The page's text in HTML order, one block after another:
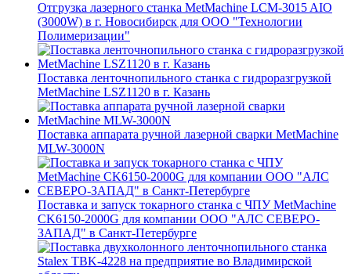
Отгрузка лазерного станка MetMachine LCM-3015 AIO
(3000W) в г. Новосибирск для ООО "Технологии
Полимеризации"
Поставка ленточнопильного станка c гидроразгрузкой
MetMachine LSZ1120 в г. Казань
Поставка аппарата ручной лазерной сварки MetMachine
MLW-3000N
Поставка и запуск токарного станка с ЧПУ MetMachine
CK6150-2000G для компании ООО "АЛС СЕВЕРО-
ЗАПАД" в Санкт-Петербурге